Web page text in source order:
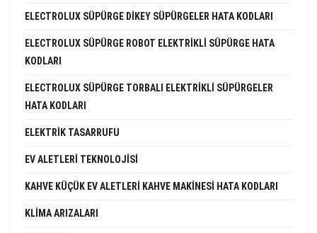
ELECTROLUX SÜPÜRGE DIKEY SÜPÜRGELER HATA KODLARI
ELECTROLUX SÜPÜRGE ROBOT ELEKTRIKLI SÜPÜRGE HATA
KODLARI
ELECTROLUX SÜPÜRGE TORBALI ELEKTRIKLI SÜPÜRGELER
HATA KODLARI
ELEKTRIK TASARRUFU
EV ALETLERI TEKNOLOJISI
KAHVE KÜÇÜK EV ALETLERI KAHVE MAKINESI HATA KODLARI
KLIMA ARIZALARI